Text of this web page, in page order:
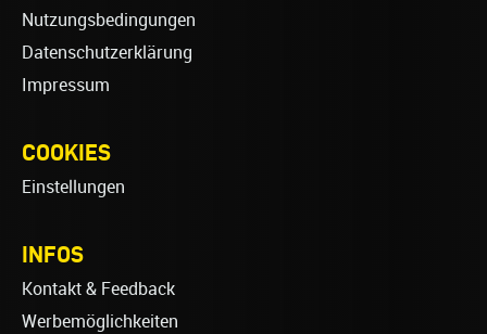
Nutzungsbedingungen
Datenschutzerklärung
Impressum
COOKIES
Einstellungen
INFOS
Kontakt & Feedback
Werbemöglichkeiten